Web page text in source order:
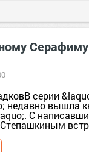
серии
недавно вышла
С